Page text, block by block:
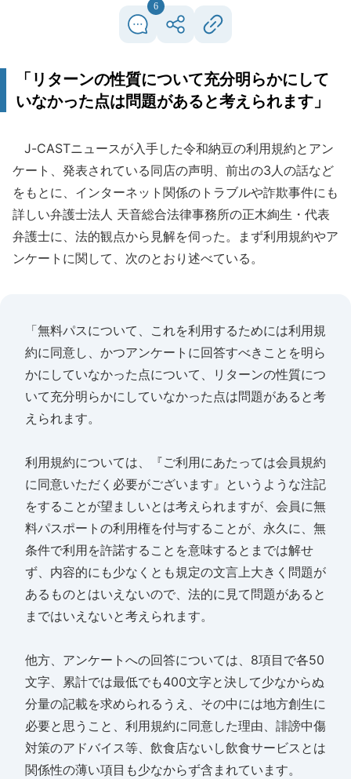
6
「リターンの性質について充分明らかにして
いなかった点は問題があると考えられます」
J-CASTニュースが入手した令和納豆の利用規約とアン
ケート、発表されている同店の声明、前出の3人の話など
をもとに、インターネット関係のトラブルや詐欺事件にも
詳しい弁護士法人 天音総合法律事務所の正木絢生・代表
弁護士に、法的観点から見解を伺った。まず利用規約やア
ンケートに関して、次のとおり述べている。
「無料パスについて、これを利用するためには利用規
約に同意し、かつアンケートに回答すべきことを明ら
かにしていなかった点について、リターンの性質につ
いて充分明らかにしていなかった点は問題があると考
えられます。
利用規約については、『ご利用にあたっては会員規約
に同意いただく必要がございます』というような注記
をすることが望ましいとは考えられますが、会員に無
料パスポートの利用権を付与することが、永久に、無
条件で利用を許諾することを意味するとまでは解せ
ず、内容的にも少なくとも規定の文言上大きく問題が
あるものとはいえないので、法的に見て問題があると
まではいえないと考えられます。
他方、アンケートへの回答については、8項目で各50
文字、累計では最低でも400文字と決して少なからぬ
分量の記載を求められるうえ、その中には地方創生に
必要と思うこと、利用規約に同意した理由、誹謗中傷
対策のアドバイス等、飲食店ないし飲食サービスとは
関係性の薄い項目も少なからず含まれています。